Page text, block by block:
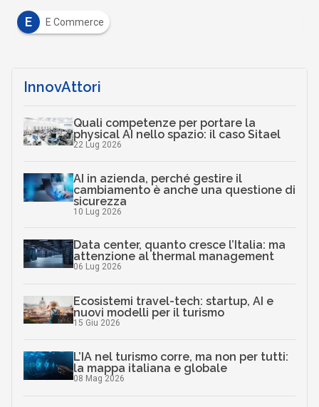
E E Commerce
InnovAttori
Quali competenze per portare la
physical AI nello spazio: il caso Sitael
22 Lug 2026
AI in azienda, perché gestire il
cambiamento è anche una questione di
sicurezza
10 Lug 2026
Data center, quanto cresce l’Italia: ma
attenzione al thermal management
06 Lug 2026
Ecosistemi travel-tech: startup, AI e
nuovi modelli per il turismo
15 Giu 2026
L’IA nel turismo corre, ma non per tutti:
la mappa italiana e globale
08 Mag 2026